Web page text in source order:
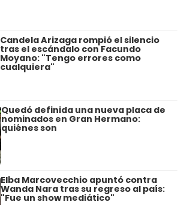
Candela Arizaga rompió el silencio
tras el escándalo con Facundo
Moyano: "Tengo errores como
cualquiera"
Quedó definida una nueva placa de
nominados en Gran Hermano:
quiénes son
Elba Marcovecchio apuntó contra
Wanda Nara tras su regreso al país:
"Fue un show mediático"